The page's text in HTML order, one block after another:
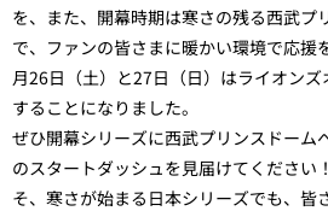
を、また、開幕時期は寒さの残る西武プ
で、ファンの皆さまに暖かい環境で応援
月26日（土）と27日（日）はライオン
することになりました。
ぜひ開幕シリーズに西武プリンスドーム
のスタートダッシュを見届けてください
そ、寒さが始まる日本シリーズでも、皆